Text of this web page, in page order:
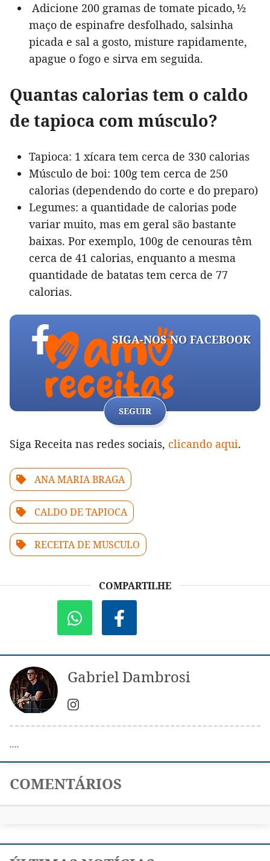
Adicione 200 gramas de tomate picado, ½
maço de espinafre desfolhado, salsinha
picada e sal a gosto, misture rapidamente,
apague o fogo e sirva em seguida.
Quantas calorias tem o caldo
de tapioca com músculo?
Tapioca: 1 xícara tem cerca de 330 calorias
Músculo de boi: 100g tem cerca de 250
calorias (dependendo do corte e do preparo)
Legumes: a quantidade de calorias pode
variar muito, mas em geral são bastante
baixas. Por exemplo, 100g de cenouras têm
cerca de 41 calorias, enquanto a mesma
quantidade de batatas tem cerca de 77
calorias.
SIGA-NOS NO FACEBOOK
SEGUIR
Siga Receita nas redes sociais, clicando aqui.
ANA MARIA BRAGA
CALDO DE TAPIOCA
RECEITA DE MUSCULO
COMPARTILHE
Gabriel Dambrosi
....
COMENTÁRIOS